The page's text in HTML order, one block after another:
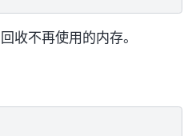
收不再使用的内存。